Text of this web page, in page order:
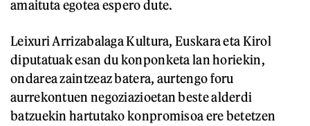
amaituta egotea espero dute.
Leixuri Arrizabalaga Kultura, Euskara eta Kirol
diputatuak esan du konponketa lan horiekin,
ondarea zaintzeaz batera, aurtengo foru
aurrekontuen negoziazioetan beste alderdi
batzuekin hartutako konpromisoa ere betetzen